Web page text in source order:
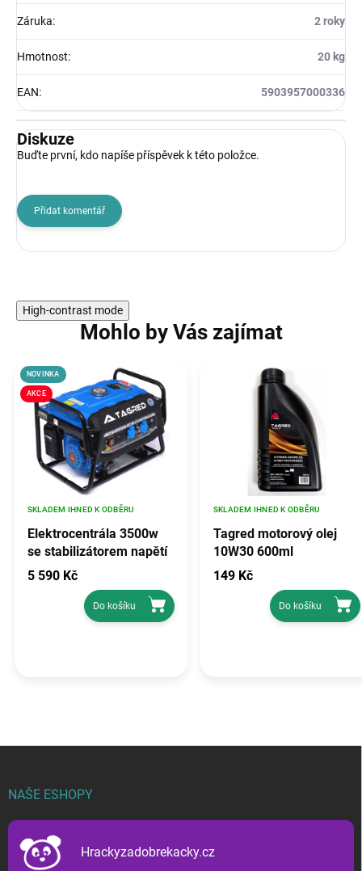
Záruka: 2 roky
Hmotnost: 20 kg
EAN: 5903957000336
Diskuze
Buďte první, kdo napíše příspěvek k této položce.
Přidat komentář
High-contrast mode
Mohlo by Vás zajímat
AKCE
NOVINKA
Elektrocentrála 3500w
se stabilizátorem napětí
avr, TAGRED TA3500GHX
SKLADEM IHNED K ODBĚRU
5 590 Kč
Do košíku
Tagred motorový olej
10W30 600ml
SKLADEM IHNED K ODBĚRU
149 Kč
Do košíku
NAŠE ESHOPY
Hrackyzadobrekacky.cz